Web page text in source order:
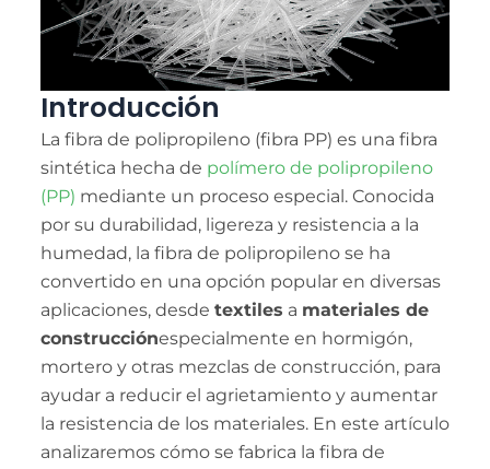
Introducción
La fibra de polipropileno (fibra PP) es una fibra
sintética hecha de polímero de polipropileno
(PP) mediante un proceso especial. Conocida
por su durabilidad, ligereza y resistencia a la
humedad, la fibra de polipropileno se ha
convertido en una opción popular en diversas
aplicaciones, desde textiles a materiales de
construcciónespecialmente en hormigón,
mortero y otras mezclas de construcción, para
ayudar a reducir el agrietamiento y aumentar
la resistencia de los materiales. En este artículo
analizaremos cómo se fabrica la fibra de